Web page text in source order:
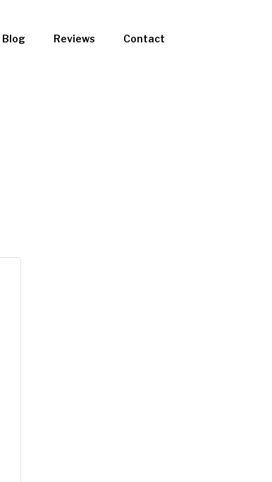
Blog Reviews Contact